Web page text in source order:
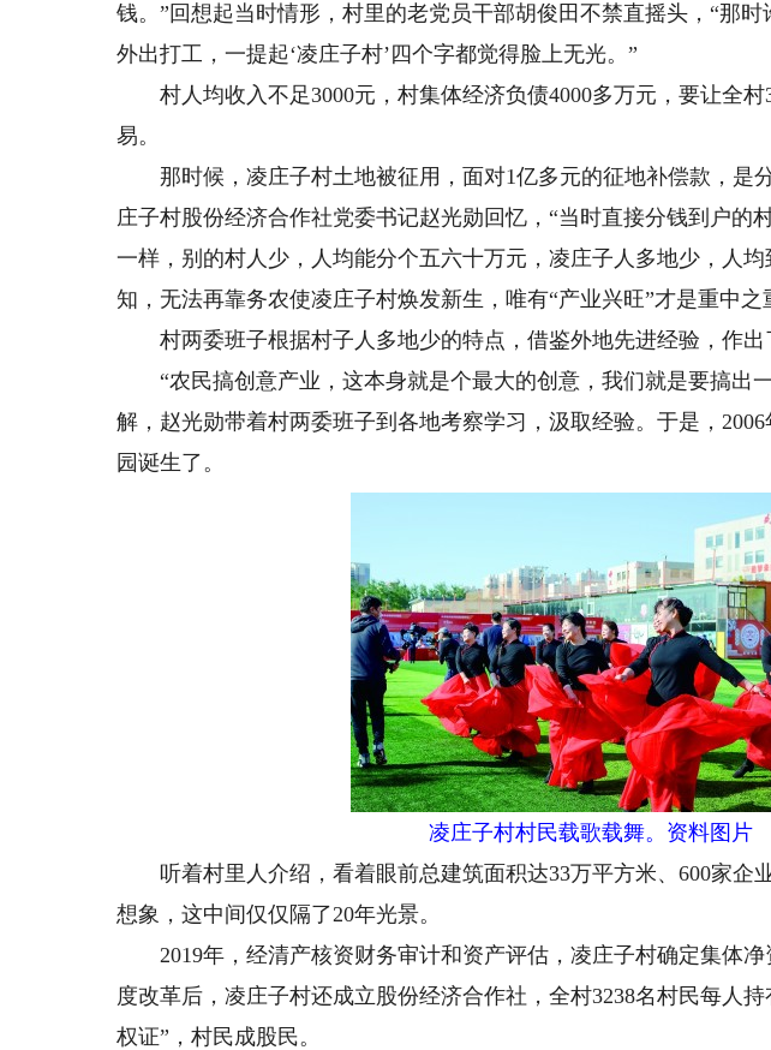
钱。”回想起当时情形，村里的老党员干部胡俊田不禁直摇头，“那
外出打工，一提起‘凌庄子村’四个字都觉得脸上无光。”
村人均收入不足3000元，村集体经济负债4000多万元，要让全村
易。
那时候，凌庄子村土地被征用，面对1亿多元的征地补偿款，是
庄子村股份经济合作社党委书记赵光勋回忆，“当时直接分钱到户的
一样，别的村人少，人均能分个五六十万元，凌庄子人多地少，人
知，无法再靠务农使凌庄子村焕发新生，唯有“产业兴旺”才是重中之
村两委班子根据村子人多地少的特点，借鉴外地先进经验，作出
“农民搞创意产业，这本身就是个最大的创意，我们就是要搞出
解，赵光勋带着村两委班子到各地考察学习，汲取经验。于是，
园诞生了。
凌庄子村村民载歌载舞。资料图片
听着村里人介绍，看着眼前总建筑面积达33万平方米、600家企
想象，这中间仅仅隔了20年光景。
2019年，经清产核资财务审计和资产评估，凌庄子村确定集体净
度改革后，凌庄子村还成立股份经济合作社，全村3238名村民每人
权证”，村民成股民。